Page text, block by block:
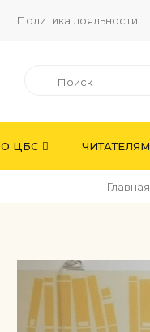
Политика лояльности
О ЦБС ЧИТАТЕЛЯМ
Главная